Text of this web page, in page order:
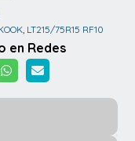
, LT215/75R15 RF10
en Redes